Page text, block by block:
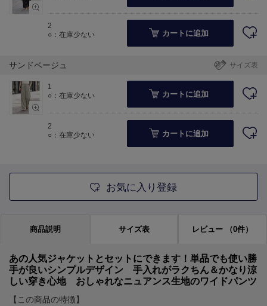
2
○：在庫少ない
カートに追加
サイズ表
サンドベージュ
1
○：在庫少ない
カートに追加
2
○：在庫少ない
カートに追加
お気に入り登録
商品説明 サイズ表 レビュー （0件）
あの人気ジャケットとセットにできます！単品でも使い勝
手が良いシンプルデザイン 手入れがラクちん＆かなり涼
しい穿き心地 おしゃれなニュアンス生地のワイドパンツ
【この商品の特徴】